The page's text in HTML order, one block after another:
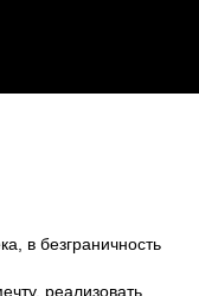
в безграничность
реализовать